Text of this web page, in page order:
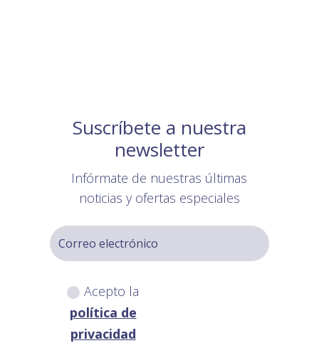
Suscríbete a nuestra
newsletter
Infórmate de nuestras últimas
noticias y ofertas especiales
Acepto la
política de
privacidad